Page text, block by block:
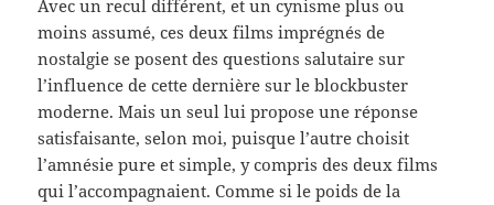
Avec un recul différent, et un cynisme plus ou
moins assumé, ces deux films imprégnés de
nostalgie se posent des questions salutaire sur
l’influence de cette dernière sur le blockbuster
moderne. Mais un seul lui propose une réponse
satisfaisante, selon moi, puisque l’autre choisit
l’amnésie pure et simple, y compris des deux films
qui l’accompagnaient. Comme si le poids de la